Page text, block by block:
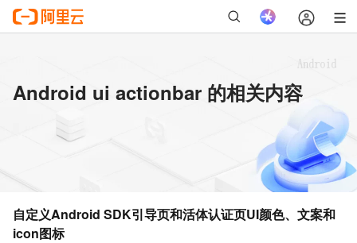
Android ui actionbar 的相关内容
自定义Android SDK引导页和活体认证页UI颜色、文案和
icon图标